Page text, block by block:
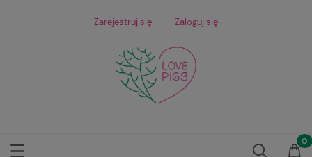
Zarejestruj się Zaloguj się